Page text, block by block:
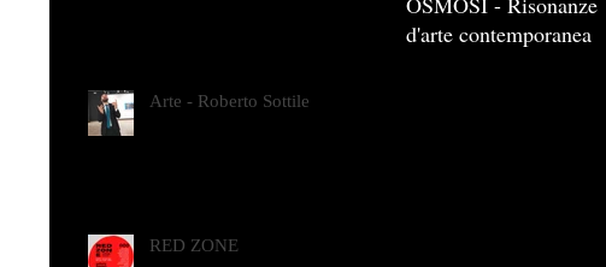
Arte - Roberto Sottile
RED ZONE
d'arte contemporanea